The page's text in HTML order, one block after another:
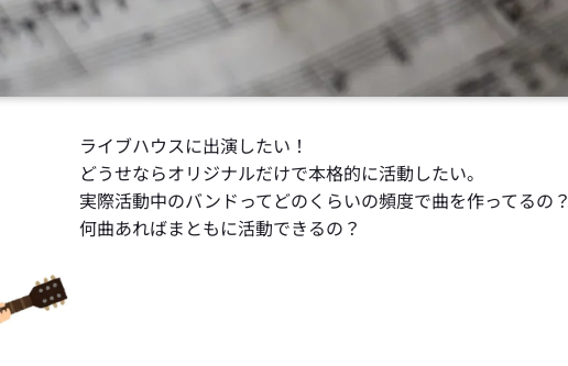
ライブハウスに出演したい！
どうせならオリジナルだけで本格的に活動したい。
実際活動中のバンドってどのくらいの頻度で曲を作ってるの？
何曲あればまともに活動できるの？